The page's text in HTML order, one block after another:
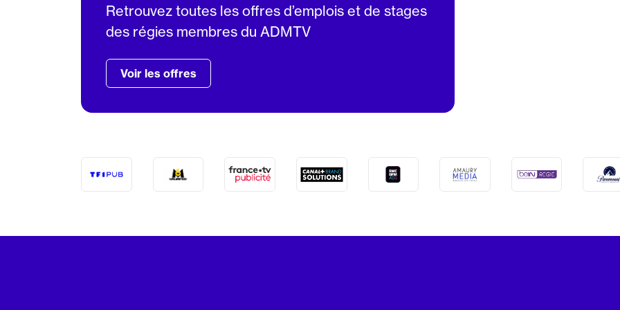
Retrouvez toutes les offres d’emplois et de stages
des régies membres du ADMTV
Voir les offres